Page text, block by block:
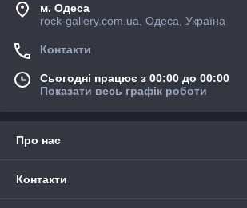
м. Одеса
rock-gallery.com.ua, Одеса, Україна
Контакти
Сьогодні працює з 00:00 до 00:00
Показати весь графік роботи
Про нас
Контакти